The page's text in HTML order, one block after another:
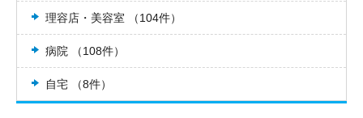
理容店・美容室 （104件）
病院 （108件）
自宅 （8件）